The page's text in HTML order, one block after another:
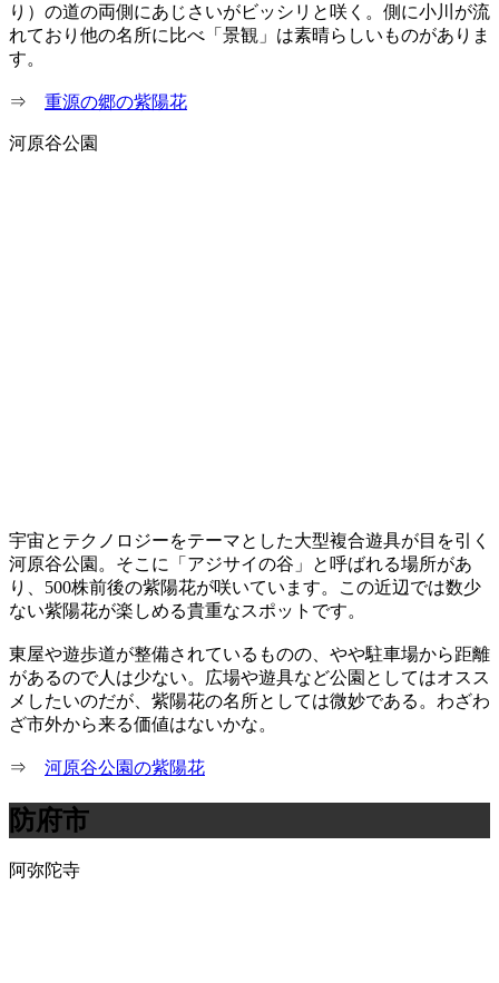
り）の道の両側にあじさいがビッシリと咲く。側に小川が流
れており他の名所に比べ「景観」は素晴らしいものがありま
す。
⇒ 重源の郷の紫陽花
河原谷公園
宇宙とテクノロジーをテーマとした大型複合遊具が目を引く
河原谷公園。そこに「アジサイの谷」と呼ばれる場所があ
り、500株前後の紫陽花が咲いています。この近辺では数少
ない紫陽花が楽しめる貴重なスポットです。
東屋や遊歩道が整備されているものの、やや駐車場から距離
があるので人は少ない。広場や遊具など公園としてはオスス
メしたいのだが、紫陽花の名所としては微妙である。わざわ
ざ市外から来る価値はないかな。
⇒ 河原谷公園の紫陽花
防府市
阿弥陀寺